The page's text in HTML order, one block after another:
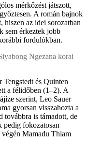
mérkőzést játszott,
A román bajnok
hiszen az idei sorozatban
sem érkeztek jobb
fordulókban.
Ngezana korai
Tengstedt és Quinten
a félidőben (1–2). A
szerint, Leo Sauer
gyorsan visszahozta a
továbbra is támadott, de
pedig fokozatosan
Mamadu Thiam